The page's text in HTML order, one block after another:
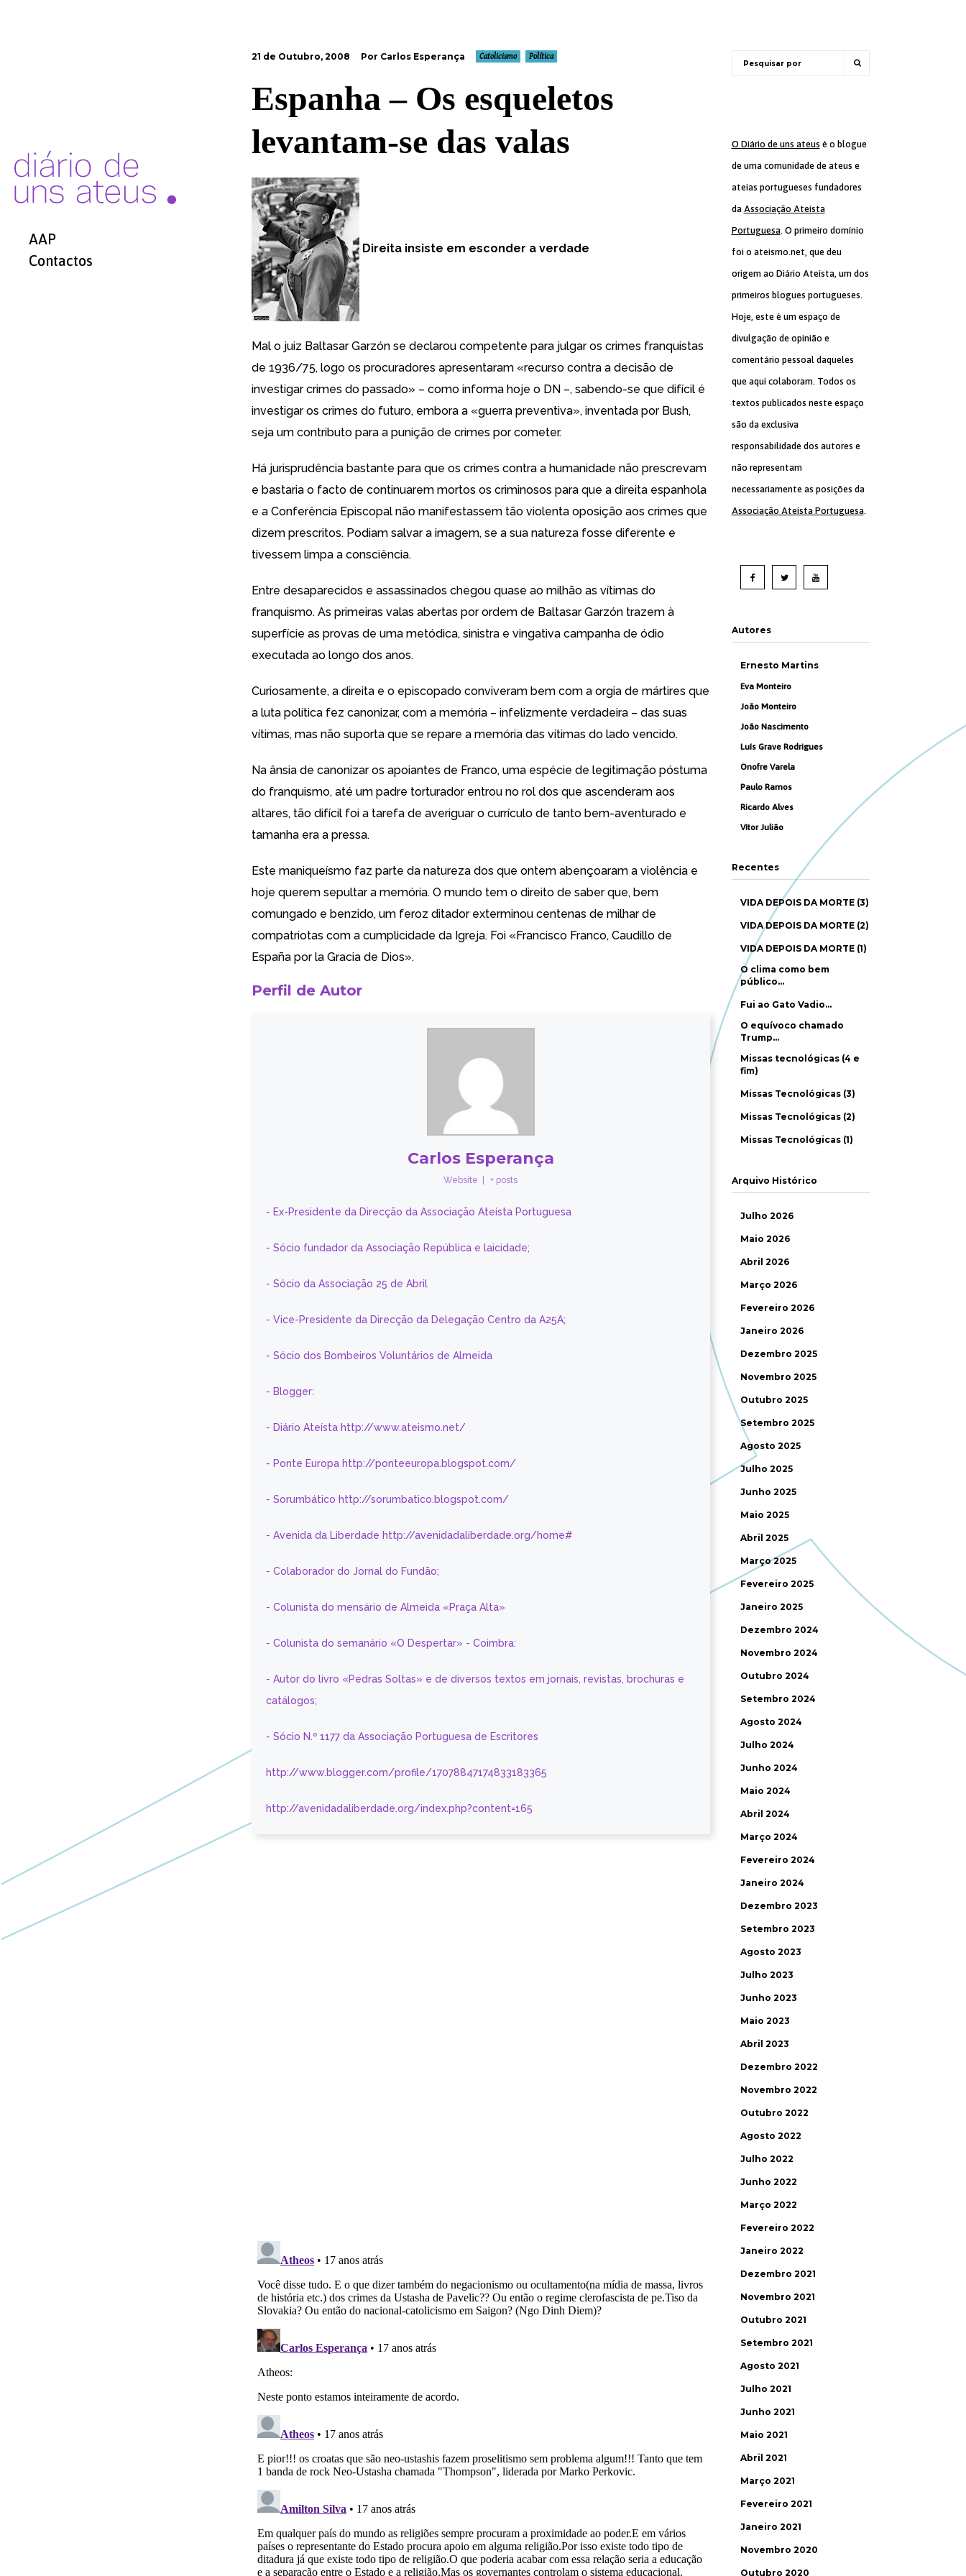
AAP
Contactos
21 de Outubro, 2008 Por Carlos Esperança Catolicismo Política
Espanha – Os esqueletos
levantam-se das valas
Direita insiste em esconder a verdade
Mal o juiz Baltasar Garzón se declarou competente para julgar os crimes franquistas
de 1936/75, logo os procuradores apresentaram «recurso contra a decisão de
investigar crimes do passado» – como informa hoje o DN –, sabendo-se que difícil é
investigar os crimes do futuro, embora a «guerra preventiva», inventada por Bush,
seja um contributo para a punição de crimes por cometer.
Há jurisprudência bastante para que os crimes contra a humanidade não prescrevam
e bastaria o facto de continuarem mortos os criminosos para que a direita espanhola
e a Conferência Episcopal não manifestassem tão violenta oposição aos crimes que
dizem prescritos. Podiam salvar a imagem, se a sua natureza fosse diferente e
tivessem limpa a consciência.
Entre desaparecidos e assassinados chegou quase ao milhão as vítimas do
franquismo. As primeiras valas abertas por ordem de Baltasar Garzón trazem à
superfície as provas de uma metódica, sinistra e vingativa campanha de ódio
executada ao longo dos anos.
Curiosamente, a direita e o episcopado conviveram bem com a orgia de mártires que
a luta política fez canonizar, com a memória – infelizmente verdadeira – das suas
vítimas, mas não suporta que se repare a memória das vítimas do lado vencido.
Na ânsia de canonizar os apoiantes de Franco, uma espécie de legitimação póstuma
do franquismo, até um padre torturador entrou no rol dos que ascenderam aos
altares, tão difícil foi a tarefa de averiguar o currículo de tanto bem-aventurado e
tamanha era a pressa.
Este maniqueísmo faz parte da natureza dos que ontem abençoaram a violência e
hoje querem sepultar a memória. O mundo tem o direito de saber que, bem
comungado e benzido, um feroz ditador exterminou centenas de milhar de
compatriotas com a cumplicidade da Igreja. Foi «Francisco Franco, Caudillo de
España por la Gracia de Dios».
Perfil de Autor
Carlos Esperança
Website + posts
- Ex-Presidente da Direcção da Associação Ateísta Portuguesa
- Sócio fundador da Associação República e laicidade;
- Sócio da Associação 25 de Abril
- Vice-Presidente da Direcção da Delegação Centro da A25A;
- Sócio dos Bombeiros Voluntários de Almeida
- Blogger:
- Diário Ateísta http://www.ateismo.net/
- Ponte Europa http://ponteeuropa.blogspot.com/
- Sorumbático http://sorumbatico.blogspot.com/
- Avenida da Liberdade http://avenidadaliberdade.org/home#
- Colaborador do Jornal do Fundão;
- Colunista do mensário de Almeida «Praça Alta»
- Colunista do semanário «O Despertar» - Coimbra:
- Autor do livro «Pedras Soltas» e de diversos textos em jornais, revistas, brochuras e
catálogos;
- Sócio N.º 1177 da Associação Portuguesa de Escritores
http://www.blogger.com/profile/17078847174833183365
http://avenidadaliberdade.org/index.php?content=165
O Diário de uns ateus é o blogue
de uma comunidade de ateus e
ateias portugueses fundadores
da Associação Ateísta
Portuguesa. O primeiro domínio
foi o ateismo.net, que deu
origem ao Diário Ateísta, um dos
primeiros blogues portugueses.
Hoje, este é um espaço de
divulgação de opinião e
comentário pessoal daqueles
que aqui colaboram. Todos os
textos publicados neste espaço
são da exclusiva
responsabilidade dos autores e
não representam
necessariamente as posições da
Associação Ateísta Portuguesa.
Autores
Ernesto Martins
Eva Monteiro
João Monteiro
João Nascimento
Luís Grave Rodrigues
Onofre Varela
Paulo Ramos
Ricardo Alves
Vítor Julião
Recentes
VIDA DEPOIS DA MORTE (3)
VIDA DEPOIS DA MORTE (2)
VIDA DEPOIS DA MORTE (1)
O clima como bem
público…
Fui ao Gato Vadio…
O equívoco chamado
Trump…
Missas tecnológicas (4 e
fim)
Missas Tecnológicas (3)
Missas Tecnológicas (2)
Missas Tecnológicas (1)
Arquivo Histórico
Julho 2026
Maio 2026
Abril 2026
Março 2026
Fevereiro 2026
Janeiro 2026
Dezembro 2025
Novembro 2025
Outubro 2025
Setembro 2025
Agosto 2025
Julho 2025
Junho 2025
Maio 2025
Abril 2025
Março 2025
Fevereiro 2025
Janeiro 2025
Dezembro 2024
Novembro 2024
Outubro 2024
Setembro 2024
Agosto 2024
Julho 2024
Junho 2024
Maio 2024
Abril 2024
Março 2024
Fevereiro 2024
Janeiro 2024
Dezembro 2023
Setembro 2023
Agosto 2023
Julho 2023
Junho 2023
Maio 2023
Abril 2023
Dezembro 2022
Novembro 2022
Outubro 2022
Agosto 2022
Julho 2022
Junho 2022
Março 2022
Fevereiro 2022
Janeiro 2022
Dezembro 2021
Novembro 2021
Outubro 2021
Setembro 2021
Agosto 2021
Julho 2021
Junho 2021
Maio 2021
Abril 2021
Março 2021
Fevereiro 2021
Janeiro 2021
Novembro 2020
Outubro 2020